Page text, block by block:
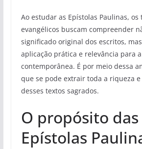
Ao estudar as Epístolas Paulinas, os
evangélicos buscam compreender
significado original dos escritos,
aplicação prática e relevância para
contemporânea. É por meio dessa
que se pode extrair toda a riqueza
desses textos sagrados.
O propósito das
Epístolas